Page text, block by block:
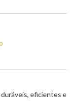
eficientes e